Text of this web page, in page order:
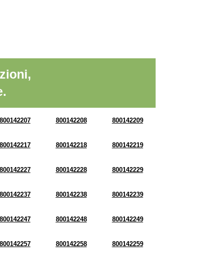
800142207 800142208 800142209
800142217 800142218 800142219
800142227 800142228 800142229
800142237 800142238 800142239
800142247 800142248 800142249
800142257 800142258 800142259